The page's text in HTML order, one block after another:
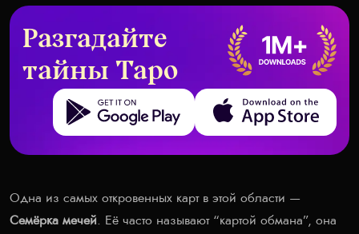
Разгадайте
тайны Таро
Get it on Google Play Download on the App Store
Одна из самых откровенных карт в этой области —
Семёрка мечей . Её часто называют “картой обмана”, она